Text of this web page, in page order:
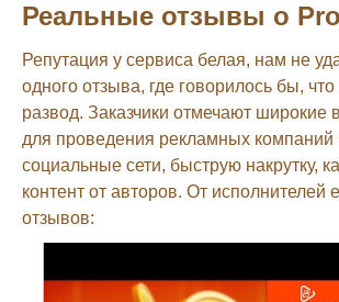
Реальные отзывы о
Репутация у сервиса белая, нам не
одного отзыва, где говорилось бы,
развод. Заказчики отмечают широкие
для проведения рекламных компаний
социальные сети, быструю накрутку,
контент от авторов. От
отзывов: